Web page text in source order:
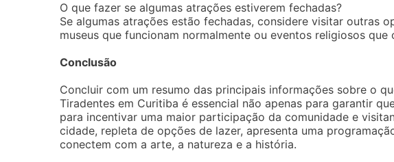
O que fazer se algumas atrações estiverem fechadas?
Se algumas atrações estão fechadas, considere visitar outras
museus que funcionam normalmente ou eventos religiosos que
Conclusão
Concluir com um resumo das principais informações sobre o
Tiradentes em Curitiba é essencial não apenas para garantir
para incentivar uma maior participação da comunidade e
cidade, repleta de opções de lazer, apresenta uma
conectem com a arte, a natureza e a história.